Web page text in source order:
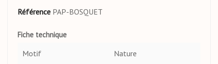
Référence PAP-BOSQUET
Fiche technique
Motif Nature